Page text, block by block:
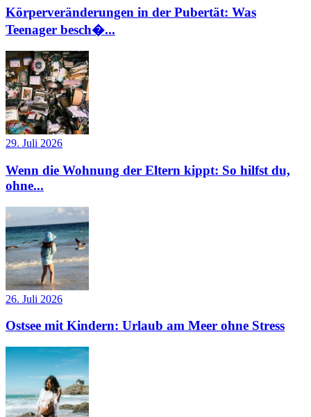
Körperveränderungen in der Pubertät: Was
Teenager besch�...
29. Juli 2026
Wenn die Wohnung der Eltern kippt: So hilfst du,
ohne...
26. Juli 2026
Ostsee mit Kindern: Urlaub am Meer ohne Stress